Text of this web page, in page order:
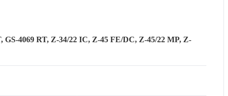
GS-4069 RT, Z-34/22 IC, Z-45 FE/DC, Z-45/22 MP, Z-